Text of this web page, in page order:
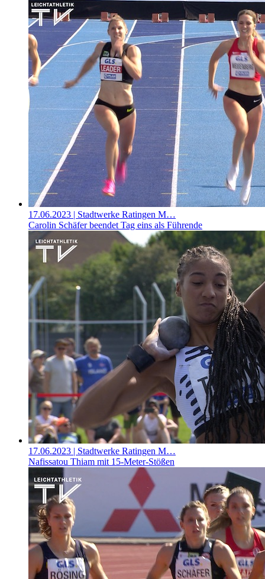
17.06.2023 | Stadtwerke Ratingen M…
Carolin Schäfer beendet Tag eins als Führende
17.06.2023 | Stadtwerke Ratingen M…
Nafissatou Thiam mit 15-Meter-Stößen